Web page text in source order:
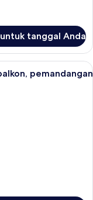
tanggal Anda
1 Tempat Tidur
pemandangan